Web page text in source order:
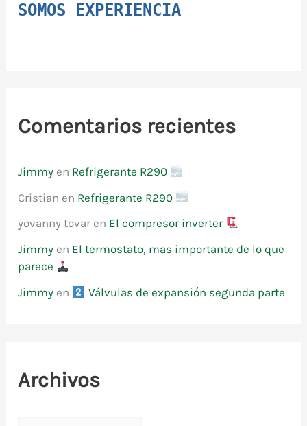
SOMOS EXPERIENCIA
Comentarios recientes
Jimmy en Refrigerante R290
Cristian en Refrigerante R290
yovanny tovar en El compresor inverter
Jimmy en El termostato, mas importante de lo que
parece
Jimmy en Válvulas de expansión segunda parte
Archivos